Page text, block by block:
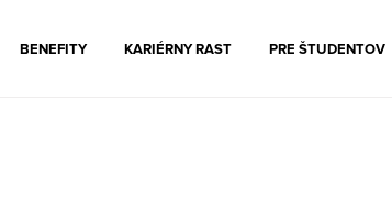
BENEFITY KARIÉRNY RAST PRE ŠTUDENTOV